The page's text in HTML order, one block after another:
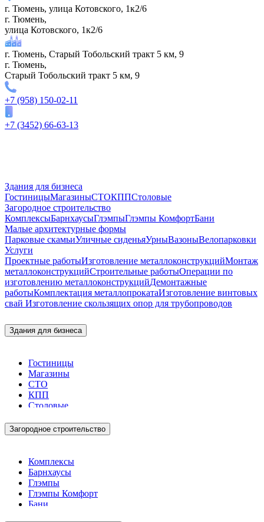
г. Тюмень, улица Котовского, 1к2/6
г. Тюмень,
улица Котовского, 1к2/6
г. Тюмень, Старый Тобольский тракт 5 км, 9
г. Тюмень,
Старый Тобольский тракт 5 км, 9
+7 (958) 150-02-11
+7 (3452) 66-63-13
Здания для бизнеса
ГостиницыМагазиныСТОКППСтоловые
Загородное строительство
КомплексыБарнхаусыГлэмпыГлэмпы КомфортБани
Малые архитектурные формы
Парковые скамьиУличные сиденьяУрныВазоныВелопарковки
Услуги
Проектные работыИзготовление металлоконструкцийМонтаж
металлоконструкцийСтроительные работыОперации по
изготовлению металлоконструкцийДемонтажные
работыКомплектация металлопрокатаИзготовление винтовых
свай Изготовление скользящих опор для трубопроводов
Здания для бизнеса
Гостиницы
Магазины
СТО
КПП
Столовые
Загородное строительство
Комплексы
Барнхаусы
Глэмпы
Глэмпы Комфорт
Бани